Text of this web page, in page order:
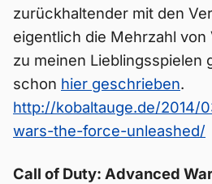
zurückhaltender mit den
eigentlich die Mehrzahl von
zu meinen Lieblingsspielen
schon hier geschrieben.
http://kobaltauge.de/2014/
wars-the-force-unleashed/
Call of Duty: Advanced